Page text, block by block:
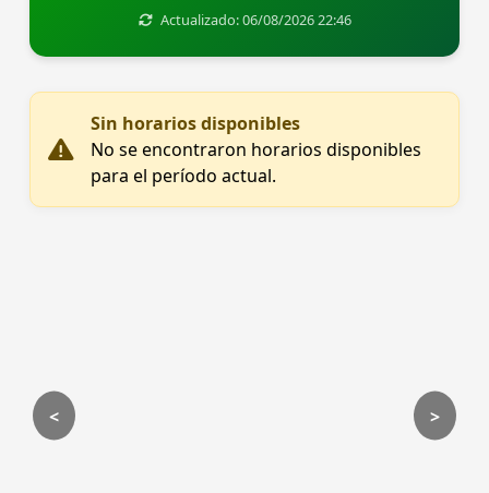
Actualizado: 06/08/2026 22:46
Sin horarios disponibles
No se encontraron horarios disponibles
para el período actual.
< >